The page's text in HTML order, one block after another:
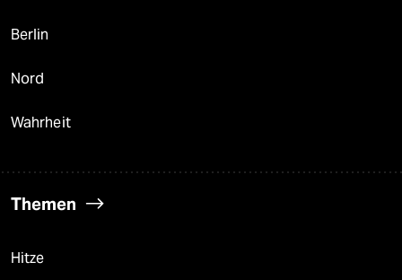
Berlin
Nord
Wahrheit
Themen
Hitze